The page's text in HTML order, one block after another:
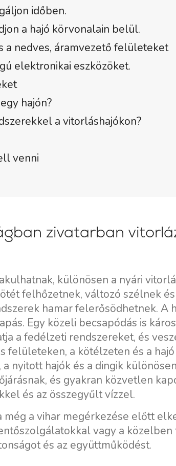
időben.
a hajó körvonalain belül.
a nedves, áramvezető felületeket
elektronikai eszközöket.
hajón?
a vitorláshajókon?
venni
zivatarban
különösen a nyári
felhőzetnek, változó szélnek
hamar felerősödhetnek. A
Egy közeli becsapódás is
a fedélzeti rendszereket, és
felületeken, a kötélzeten és a
nyitott hajók és a dingik
és gyakran közvetlen
és az összegyűlt vízzel.
a vihar megérkezése előtt
vagy a
és az együttműködést.